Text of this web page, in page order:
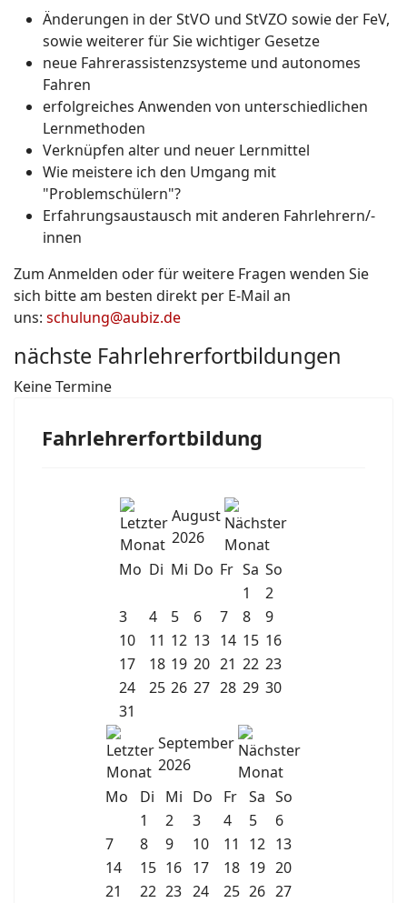
Änderungen in der StVO und StVZO sowie der FeV,
sowie weiterer für Sie wichtiger Gesetze
neue Fahrerassistenzsysteme und autonomes
Fahren
erfolgreiches Anwenden von unterschiedlichen
Lernmethoden
Verknüpfen alter und neuer Lernmittel
Wie meistere ich den Umgang mit
"Problemschülern"?
Erfahrungsaustausch mit anderen Fahrlehrern/-
innen
Zum Anmelden oder für weitere Fragen wenden Sie
sich bitte am besten direkt per E-Mail an
uns: schulung@aubiz.de
nächste Fahrlehrerfortbildungen
Keine Termine
Fahrlehrerfortbildung
August
2026
Mo Di Mi Do Fr Sa So
1
2
3
4 5 6 7 8
9
10
11 12 13 14 15 16
17
18 19 20 21 22 23
24
25 26 27 28 29 30
31
September
2026
Mo
Di Mi Do Fr Sa So
1
2 3 4 5
6
7
8 9 10 11 12 13
14
15 16 17 18 19 20
21
22 23 24 25 26 27